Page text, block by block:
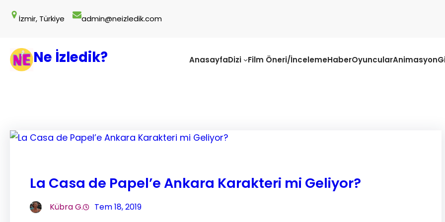
geç İzmir, Türkiye admin@neizledik.com
Ne İzledik? AnasayfaDizi Film Öneri/İncelemeHaberOyuncularAnimasyon
La Casa de Papel’e Ankara Karakteri mi Geliyor?
Kübra G. Tem 18, 2019